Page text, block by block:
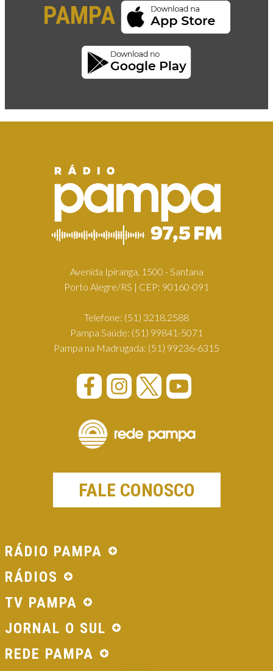
PAMPA
Avenida Ipiranga, 1500 - Santana
Porto Alegre/RS | CEP: 90160-091
Telefone: (51) 3218.2588
Pampa Saúde: (51) 99841-5071
Pampa na Madrugada: (51) 99236-6315
FALE CONOSCO
RÁDIO PAMPA
RÁDIOS
TV PAMPA
JORNAL O SUL
REDE PAMPA